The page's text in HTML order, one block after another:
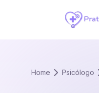
Home Psicólogo